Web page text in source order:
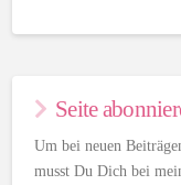
Seite
Um bei neuen
musst Du Dich bei